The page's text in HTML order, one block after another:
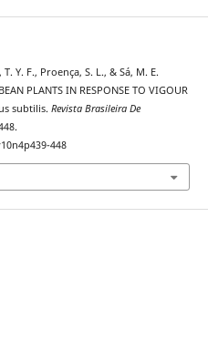
Y. F., Proença, S. L., & Sá, M. E.
PLANTS IN RESPONSE TO VIGOUR
subtilis. Revista Brasileira De
448